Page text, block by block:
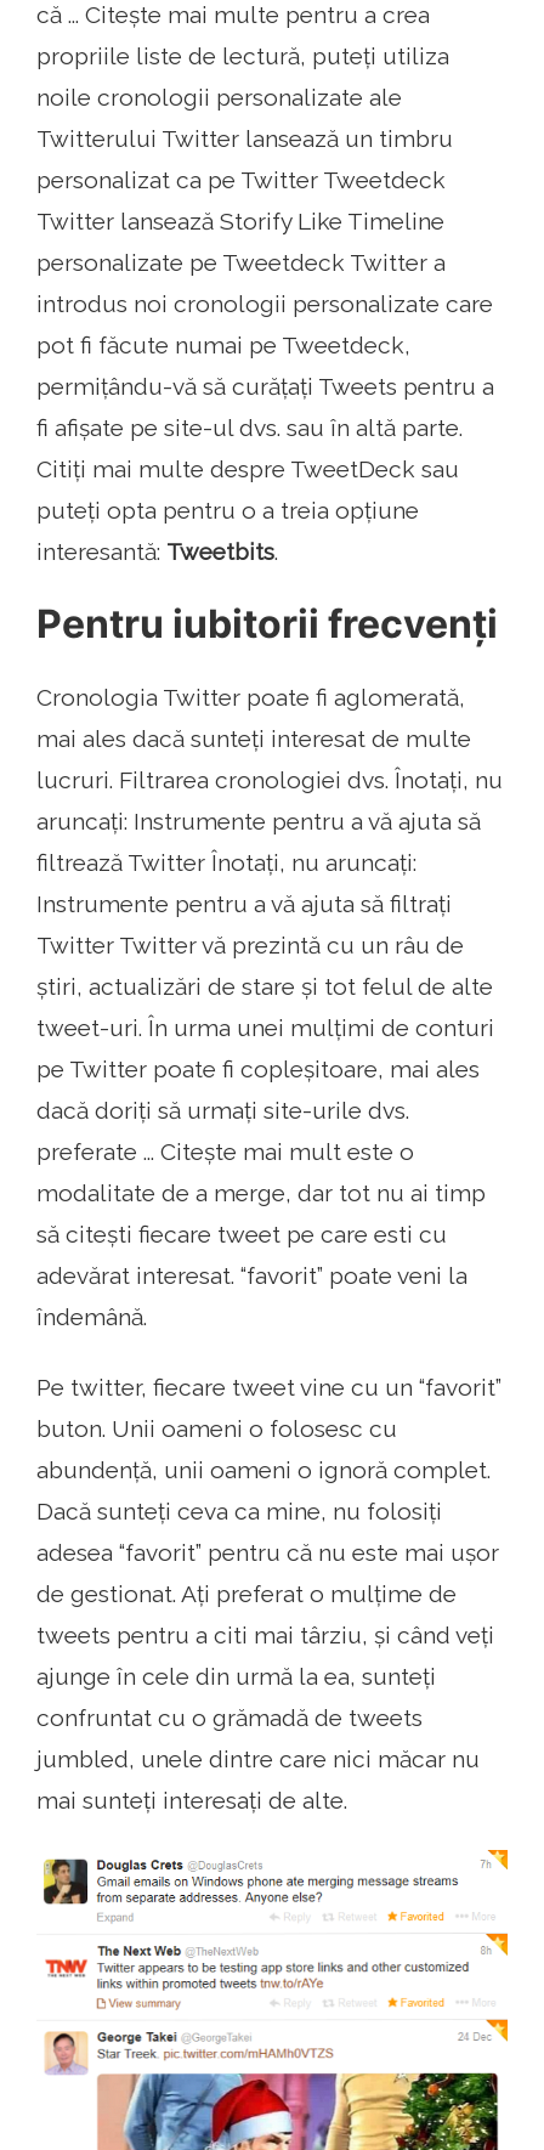
că ... Citește mai multe pentru a crea
propriile liste de lectură, puteți utiliza
noile cronologii personalizate ale
Twitterului Twitter lansează un timbru
personalizat ca pe Twitter Tweetdeck
Twitter lansează Storify Like Timeline
personalizate pe Tweetdeck Twitter a
introdus noi cronologii personalizate care
pot fi făcute numai pe Tweetdeck,
permițându-vă să curățați Tweets pentru a
fi afișate pe site-ul dvs. sau în altă parte.
Citiți mai multe despre TweetDeck sau
puteți opta pentru o a treia opțiune
interesantă: Tweetbits.
Pentru iubitorii frecvenți
Cronologia Twitter poate fi aglomerată,
mai ales dacă sunteți interesat de multe
lucruri. Filtrarea cronologiei dvs. Înotați, nu
aruncați: Instrumente pentru a vă ajuta să
filtrează Twitter Înotați, nu aruncați:
Instrumente pentru a vă ajuta să filtrați
Twitter Twitter vă prezintă cu un râu de
știri, actualizări de stare și tot felul de alte
tweet-uri. În urma unei mulțimi de conturi
pe Twitter poate fi copleșitoare, mai ales
dacă doriți să urmați site-urile dvs.
preferate ... Citește mai mult este o
modalitate de a merge, dar tot nu ai timp
să citești fiecare tweet pe care esti cu
adevărat interesat. “favorit” poate veni la
îndemână.
Pe twitter, fiecare tweet vine cu un “favorit”
buton. Unii oameni o folosesc cu
abundență, unii oameni o ignoră complet.
Dacă sunteți ceva ca mine, nu folosiți
adesea “favorit” pentru că nu este mai ușor
de gestionat. Ați preferat o mulțime de
tweets pentru a citi mai târziu, și când veți
ajunge în cele din urmă la ea, sunteți
confruntat cu o grămadă de tweets
jumbled, unele dintre care nici măcar nu
mai sunteți interesați de alte.